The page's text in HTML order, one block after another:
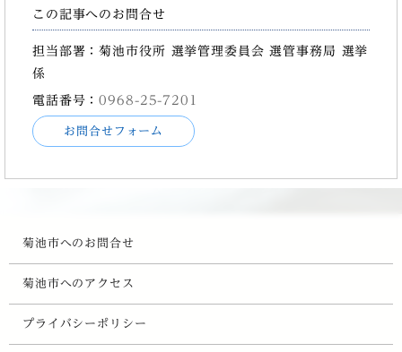
この記事へのお問合せ
担当部署：菊池市役所 選挙管理委員会 選管事務局 選挙
係
電話番号：0968-25-7201
お問合せフォーム
菊池市へのお問合せ
菊池市へのアクセス
プライバシーポリシー